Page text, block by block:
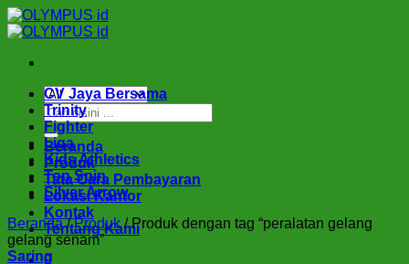
Skip
to
Pencarian
untuk:
Beranda
Produk
Tata Cara Pembayaran
Lokasi Kantor
Kontak
Tentang Kami
0
CV Jaya Bersama
Trinity
Fighter
Liga
Kids Athletics
Top Spin
Silver Arrow
Beranda / Produk /Produk dengan tag “peralatan gelang
gelang senam”
Saring